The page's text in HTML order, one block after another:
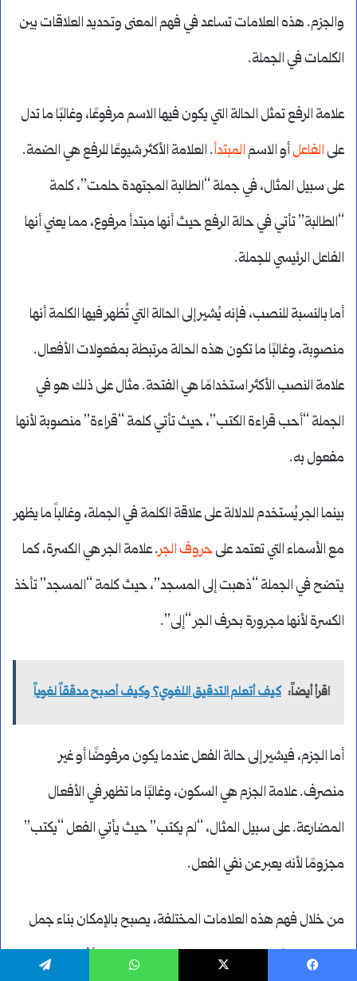
والجزم. هذه العلامات تساعد في فهم المعنى وتحديد العلاقات بين
الكلمات في الجملة.
علامة الرفع تمثل الحالة التي يكون فيها الاسم مرفوعًا، وغالبًا ما تدل
على الفاعلأو الاسمالمبتدأ. العلامة الأكثر شيوعًا للرفع هي الضمة.
على سبيل المثال، في جملة “الطالبة المجتهدة حلمت”، كلمة
“الطالبة” تأتي في حالة الرفع حيث أنها مبتدأ مرفوع، مما يعني أنها
الفاعل الرئيسي للجملة.
أما بالنسبة للنصب، فإنه يُشير إلى الحالة التي تُظهر فيها الكلمة أنها
منصوبة، وغالبًا ما تكون هذه الحالة مرتبطة بمفعولات الأفعال.
علامة النصب الأكثر استخدامًا هي الفتحة. مثال على ذلك هو في
الجملة “أحب قراءة الكتب”، حيث تأتي كلمة “قراءة” منصوبة لأنها
مفعول به.
بينما الجر يُستخدم للدلالة على علاقة الكلمة في الجملة، وغالباً ما يظهر
مع الأسماء التي تعتمد علىحروف الجر. علامة الجر هي الكسرة، كما
يتضح في الجملة “ذهبت إلى المسجد”، حيث كلمة “المسجد” تأخذ
الكسرة لأنها مجرورة بحرف الجر “إلى”.
اقرأ أيضاً: كيف أتعلم التدقيق اللغوي؟ وكيف أصبح مدققاً لغوياً
أما الجزم، فيشير إلى حالة الفعل عندما يكون مرفوضًا أو غير
منصرف. علامة الجزم هي السكون، وغالبًا ما تظهر في الأفعال
المضارعة. على سبيل المثال، “لم يكتب” حيث يأتي الفعل “يكتب”
مجزومًا لأنه يعبر عن نفي الفعل.
من خلال فهم هذه العلامات المختلفة، يصبح بالإمكان بناء جمل
صحيحة نحويًا واستخدام الإعراب بخبرة للتعبير عن الأفكار بوضوح.